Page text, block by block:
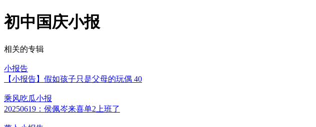
初中国庆小报
相关的专辑
小报告
【小报告】假如孩子只是父母的玩偶 40
乘风吃瓜小报
20250619：侯佩岑来喜单2上班了